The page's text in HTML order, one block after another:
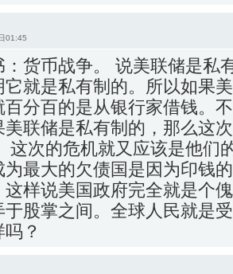
01:45
：货币战争。 说美联储是私
它就是私有制的。所以如果
百分百的是从银行家借钱。
美联储是私有制的，那么这
这次的危机就又应该是他们
为最大的欠债国是因为印钱
这样说美国政府完全就是个
于股掌之间。全球人民就是
？